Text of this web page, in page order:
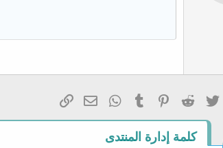
18
Trebuchet MS
فيسبوكتويتر Reddit
Pinterest
Tumblr
WhatsAppالبريد الإلكتروني
كلمة إدارة المنتدى